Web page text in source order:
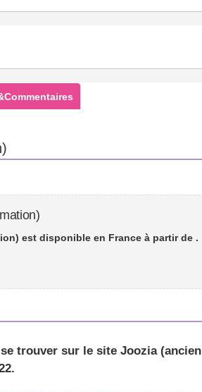
est disponible en France à partir de .
trouver sur le site Joozia (ancien
.